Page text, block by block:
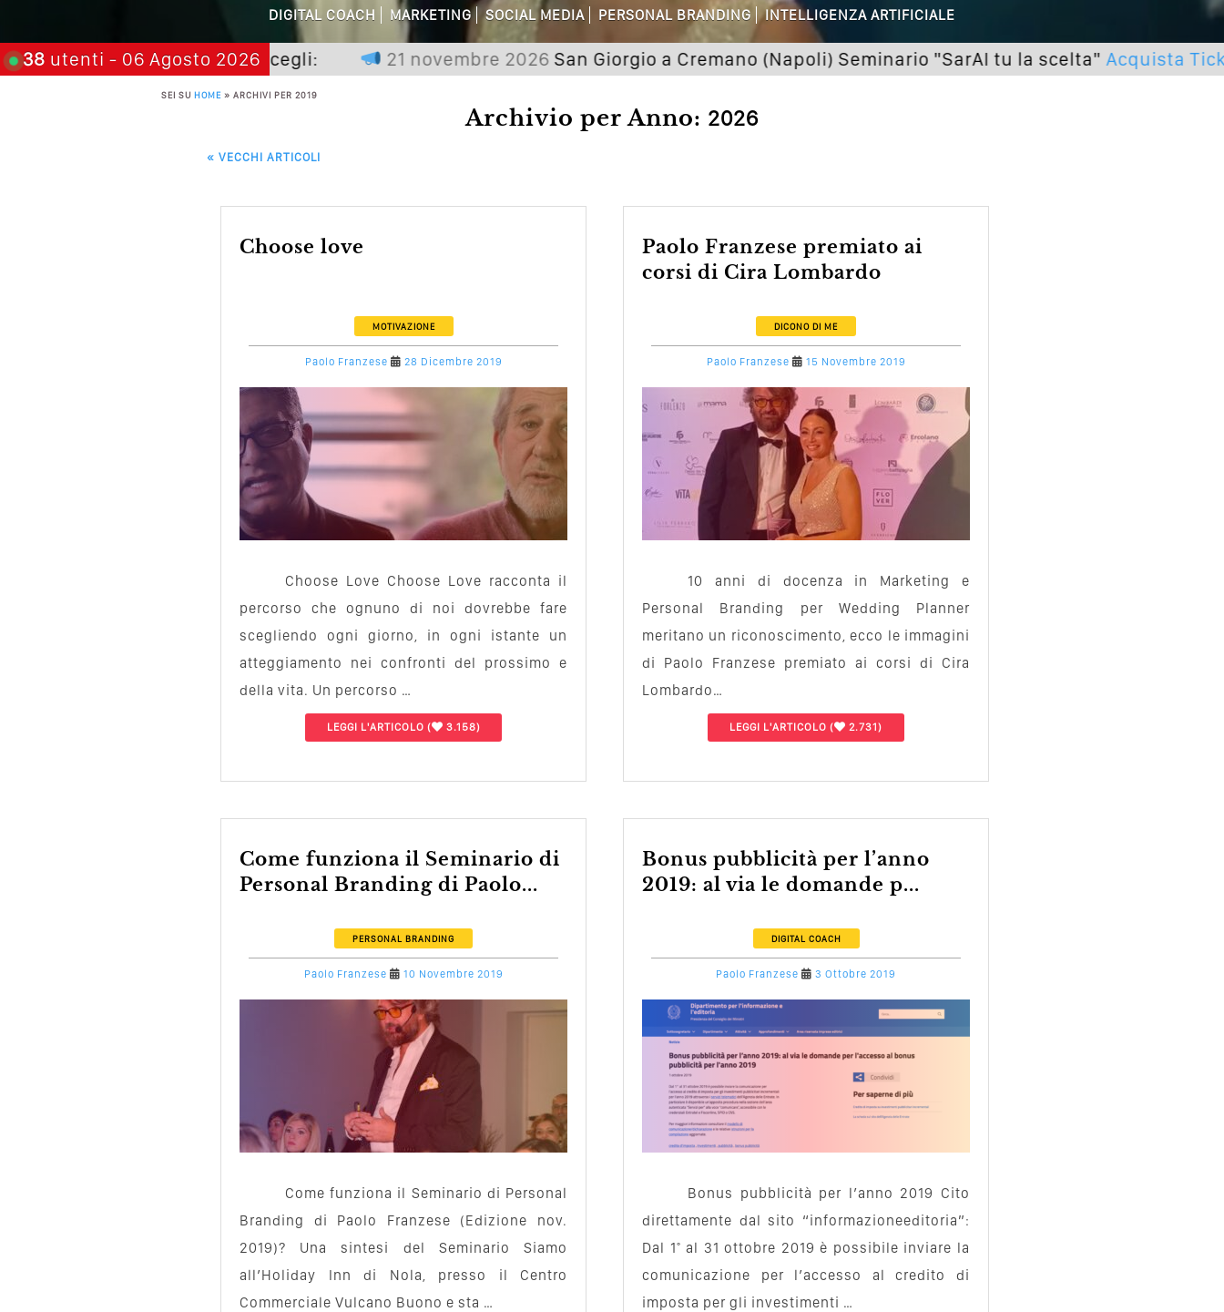
Perché Non Guadagni Sui Social Media? Probabilmente Tutto Peggiorerà
Quali Sono Gli Errori Della Comunicazione Politica? Il Caso Delle Braccia Incrociate
Come Promuoversi Nel Wedding? Il Mio Intervento Per L’Accademia Del Wedding
DIGITAL COACH MARKETING SOCIAL MEDIA PERSONAL BRANDING INTELLIGENZA ARTIFICIALE
38 utenti - 06 Agosto 2026
premia chi aspetta, scegli: 21 novembre 2026San Giorgio a Cremano (Napoli) Seminario "SarAI tu la scelta"Acquista Ticket
SEI SU HOME » ARCHIVI PER 2019
Archivio per Anno: 2026
POST NAVIGATION
« VECCHI ARTICOLI
choose love
MOTIVAZIONE
Paolo Franzese 28 Dicembre 2019
Choose Love Choose Love racconta il
percorso che ognuno di noi dovrebbe fare
scegliendo ogni giorno, in ogni istante un
atteggiamento nei confronti del prossimo e
della vita. Un percorso …
LEGGI L'ARTICOLO ( 3.158)
Paolo Franzese premiato ai
corsi di Cira Lombardo
DICONO DI ME
Paolo Franzese 15 Novembre 2019
10 anni di docenza in Marketing e
Personal Branding per Wedding Planner
meritano un riconoscimento, ecco le immagini
di Paolo Franzese premiato ai corsi di Cira
Lombardo…
LEGGI L'ARTICOLO ( 2.731)
Come funziona il Seminario di
Personal Branding di Paolo...
PERSONAL BRANDING
Paolo Franzese 10 Novembre 2019
Come funziona il Seminario di Personal
Branding di Paolo Franzese (Edizione nov.
2019)? Una sintesi del Seminario Siamo
all’Holiday Inn di Nola, presso il Centro
Commerciale Vulcano Buono e sta …
Bonus pubblicità per l’anno
2019: al via le domande p...
DIGITAL COACH
Paolo Franzese 3 Ottobre 2019
Bonus pubblicità per l’anno 2019 Cito
direttamente dal sito “informazioneeditoria”:
Dal 1° al 31 ottobre 2019 è possibile inviare la
comunicazione per l’accesso al credito di
imposta per gli investimenti …